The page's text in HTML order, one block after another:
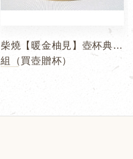
柴燒【暖金柚見】壺杯典藏
組（買壺贈杯）